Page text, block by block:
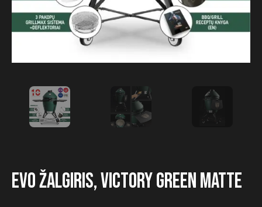
EVO Žalgiris, Victory Green Matte